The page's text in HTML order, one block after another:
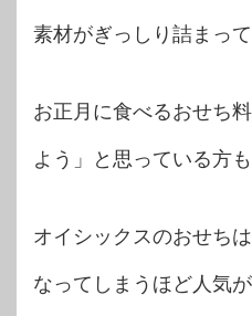
素材がぎっしり詰まって
お正月に食べるおせち
よう」と思っている方
オイシックスのおせち
なってしまうほど人気が